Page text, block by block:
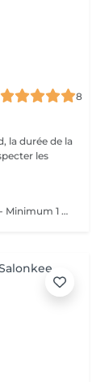
8
les
- Pressothérapie avec bandage chaud ou froid - Minimum 1 séance par semaine Bienfaits : - Stimule la circulation sanguine et lymphatique - Réduit la rétention d'eau et les gonflements - Soulage les jambes lourdes et fatiguées - Aide à diminuer l'apparence de la cellulite - Favorise la récupération après une chirurgie esthétique - Améliore le confort despersonnes souffrant de lipdème